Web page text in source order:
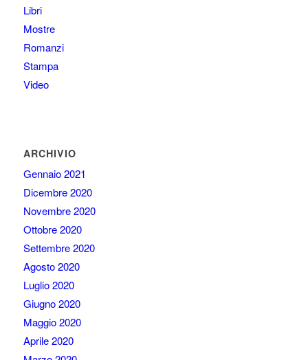
Libri
Mostre
Romanzi
Stampa
Video
ARCHIVIO
Gennaio 2021
Dicembre 2020
Novembre 2020
Ottobre 2020
Settembre 2020
Agosto 2020
Luglio 2020
Giugno 2020
Maggio 2020
Aprile 2020